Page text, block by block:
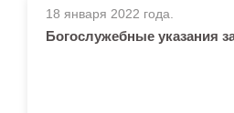
18 января 2022 года.
Богослужебные указания